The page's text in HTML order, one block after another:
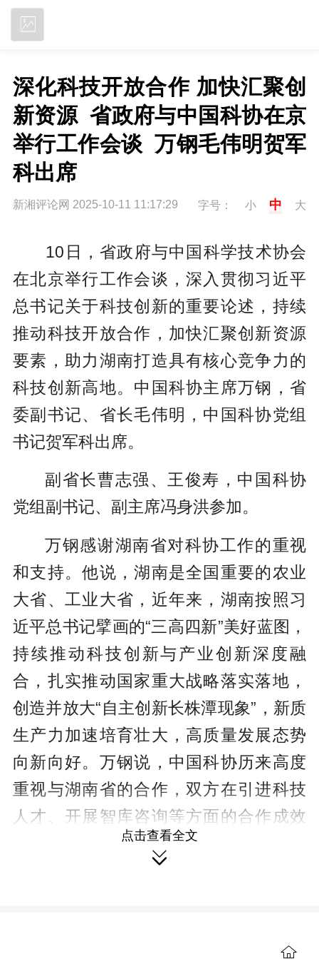
深化科技开放合作 加快汇聚创
新资源  省政府与中国科协在京
举行工作会谈  万钢毛伟明贺军
科出席
新湘评论网 2025-10-11 11:17:29 字号： 小 中 大
10日，省政府与中国科学技术协会
在北京举行工作会谈，深入贯彻习近平
总书记关于科技创新的重要论述，持续
推动科技开放合作，加快汇聚创新资源
要素，助力湖南打造具有核心竞争力的
科技创新高地。中国科协主席万钢，省
委副书记、省长毛伟明，中国科协党组
书记贺军科出席。
副省长曹志强、王俊寿，中国科协
党组副书记、副主席冯身洪参加。
万钢感谢湖南省对科协工作的重视
和支持。他说，湖南是全国重要的农业
大省、工业大省，近年来，湖南按照习
近平总书记擘画的“三高四新”美好蓝图，
持续推动科技创新与产业创新深度融
合，扎实推动国家重大战略落实落地，
创造并放大“自主创新长株潭现象”，新质
生产力加速培育壮大，高质量发展态势
向新向好。万钢说，中国科协历来高度
重视与湖南省的合作，双方在引进科技
人才、开展智库咨询等方面的合作成效
明显。中国科协将始终深入贯彻习近平
总书记重要讲话和全国科技大会精神，
等优势，深化与湖南在种业创新、轨道
点击查看全文
